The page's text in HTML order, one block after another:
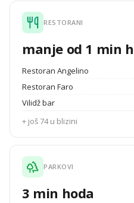
RESTORANI
manje od 1 min
Restoran Angelino
Restoran Faro
Vilidž bar
+ još 74 u blizini
PARKOVI
3 min hoda